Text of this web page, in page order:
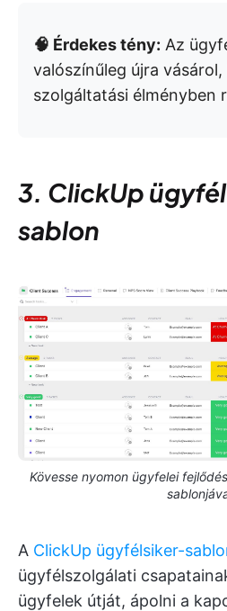
🧠 Érdekes tény: Az
valószínűleg újra
szolgáltatási élményben
3. ClickUp
sablon
Kövesse nyomon ügyfelei
A ClickUp ügyfélsiker-
ügyfélszolgálati
ügyfelek útját, ápolni a